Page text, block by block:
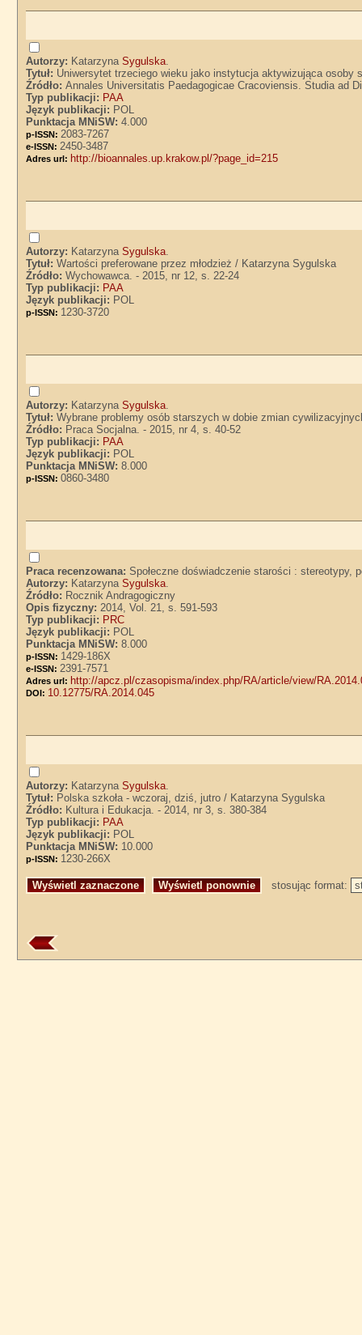
Autorzy: KatarzynaSygulska.
Tytuł: Uniwersytet trzeciego wieku jako instytucja aktywizująca
Źródło:Annales Universitatis Paedagogicae Cracoviensis. Studia ad
Typ publikacji: PAA
Język publikacji: POL
Punktacja MNiSW:4.000
p-ISSN: 2083-7267
e-ISSN: 2450-3487
Adres url: http://bioannales.up.krakow.pl/?page_id=215
Autorzy: KatarzynaSygulska.
Tytuł:Wartości preferowane przez młodzież / Katarzyna Sygulska
Źródło:Wychowawca. - 2015, nr 12, s. 22-24
Typ publikacji: PAA
Język publikacji: POL
p-ISSN: 1230-3720
Autorzy: KatarzynaSygulska.
Tytuł:Wybrane problemy osób starszych w dobie zmian
Źródło: Praca Socjalna. - 2015, nr 4, s. 40-52
Typ publikacji: PAA
Język publikacji: POL
Punktacja MNiSW:8.000
p-ISSN:0860-3480
Praca recenzowana:Społeczne doświadczenie starości : stereotypy,
Autorzy: KatarzynaSygulska.
Źródło: Rocznik Andragogiczny
Opis fizyczny:2014, Vol. 21, s. 591-593
Typ publikacji: PRC
Język publikacji: POL
Punktacja MNiSW:8.000
p-ISSN: 1429-186X
e-ISSN: 2391-7571
Adres url: http://apcz.pl/czasopisma/index.php/RA/article/view/
DOI: 10.12775/RA.2014.045
Autorzy: KatarzynaSygulska.
Tytuł: Polska szkoła - wczoraj, dziś, jutro / Katarzyna Sygulska
Źródło: Kultura i Edukacja. - 2014, nr 3, s. 380-384
Typ publikacji: PAA
Język publikacji: POL
Punktacja MNiSW: 10.000
p-ISSN: 1230-266X
stosując format: